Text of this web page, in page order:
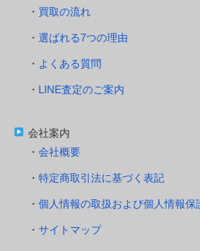
買取の流れ
選ばれる7つの理由
よくある質問
LINE査定のご案内
会社案内
会社概要
特定商取引法に基づく表記
個人情報の取扱および個人情報保
サイトマップ